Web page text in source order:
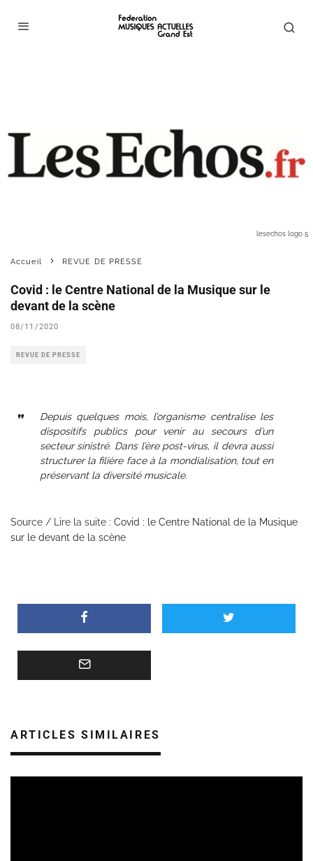
lesechos logo 5
Accueil REVUE DE PRESSE
Covid : le Centre National de la Musique sur le
devant de la scène
08/11/2020
REVUE DE PRESSE
Depuis quelques mois, l’organisme centralise les
dispositifs publics pour venir au secours d’un
secteur sinistré. Dans l’ère post-virus, il devra aussi
structurer la filière face à la mondialisation, tout en
préservant la diversité musicale.
Source / Lire la suite : Covid : le Centre National de la Musique
sur le devant de la scène
ARTICLES SIMILAIRES